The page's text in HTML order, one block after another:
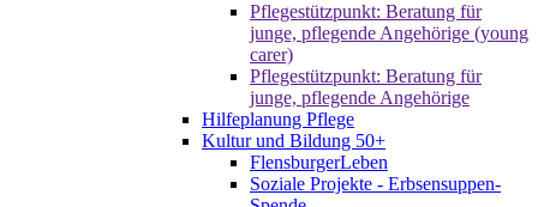
Pflegestützpunkt: Beratung für
junge, pflegende Angehörige (young
carer)
Pflegestützpunkt: Beratung für
junge, pflegende Angehörige
Hilfeplanung Pflege
Kultur und Bildung 50+
FlensburgerLeben
Soziale Projekte - Erbsensuppen-